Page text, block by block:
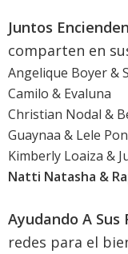
Juntos
comparten en
Angelique Boyer &
Camilo & Evaluna
Christian Nodal &
Guaynaa & Lele
Kimberly Loaiza &
Natti Natasha &
Ayudando A Sus
redes para el